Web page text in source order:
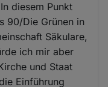
diesem Punkt
90/Die Grünen in
Säkulare,
ich mir aber
und Staat
Einführung